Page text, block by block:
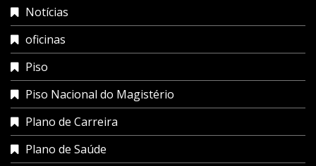
Notícias
oficinas
Piso
Piso Nacional do Magistério
Plano de Carreira
Plano de Saúde